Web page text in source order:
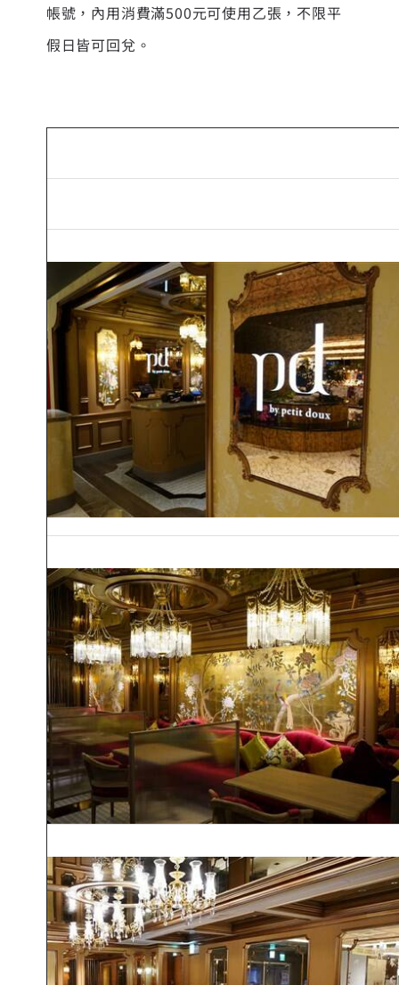
帳號，內用消費滿500元可使用乙張，不限平
假日皆可回兌。